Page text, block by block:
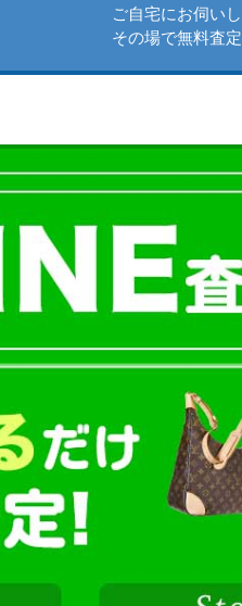
ご自宅にお伺いし
その場で無料査定